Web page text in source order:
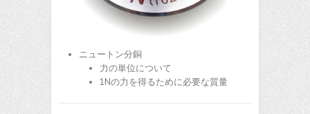
ニュートン分銅
力の単位について
1Nの力を得るために必要な質量